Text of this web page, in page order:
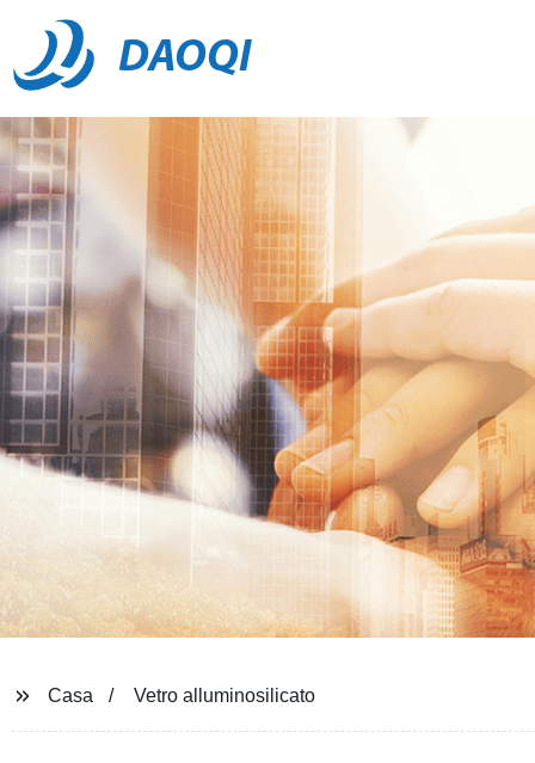
DAOQI
Casa Vetro alluminosilicato